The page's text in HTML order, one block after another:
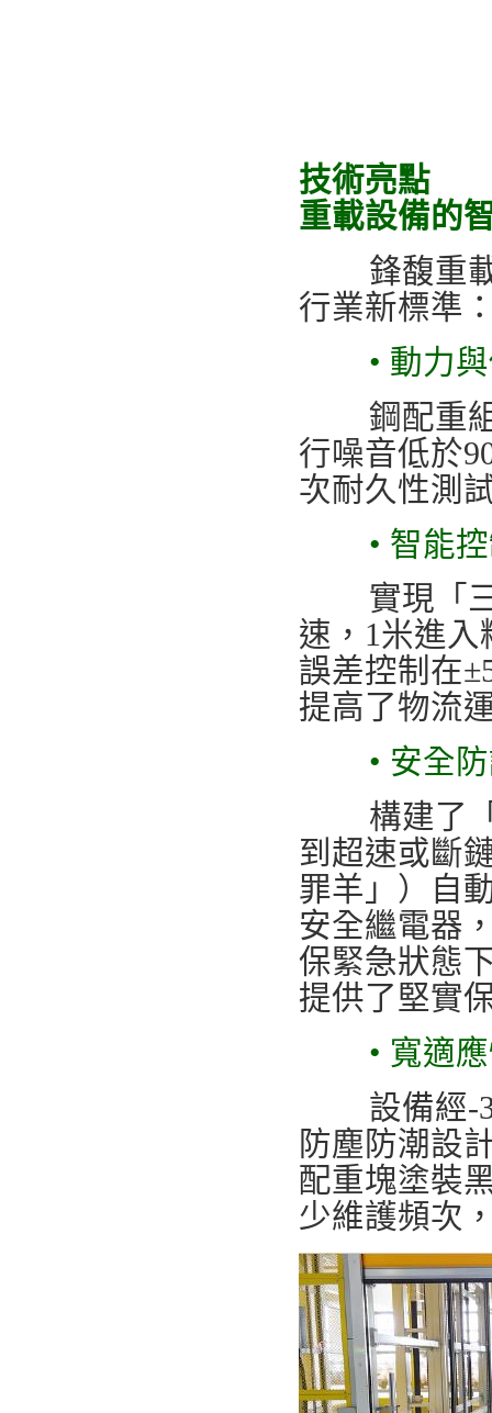
技術亮點
重載設備的
鋒馥重載
行業新標準
• 動力
鋼配重組
行噪音低於
次耐久性測
• 智能
實現「三
速，1米進入
誤差控制在
提高了物流
• 安全防
構建了「
到超速或斷
罪羊」）自
安全繼電器
保緊急狀態
提供了堅實
• 寬適
設備經-3
防塵防潮設
配重塊塗裝
少維護頻次